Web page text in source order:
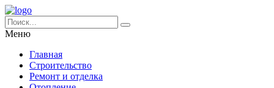
Меню
Главная
Строительство
Ремонт и отделка